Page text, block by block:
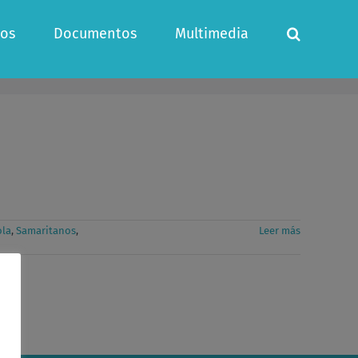
Documentos Multimedia
, Samaritanos, Leer más